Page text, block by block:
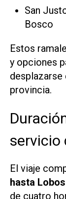
San
Bosco​
Estos
y opciones
desplazarse
provincia.​
servicio
El viaje
hasta Lobos
de cuatro